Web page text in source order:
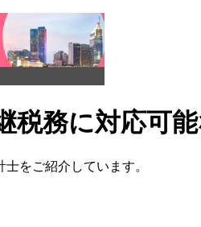
税務に対応可
をご紹介しています。